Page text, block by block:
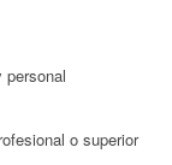
personal
o superior